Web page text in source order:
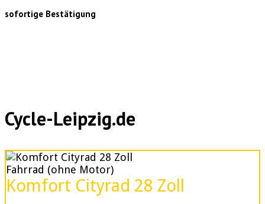
sofortige Bestätigung
Cycle-Leipzig.de
Fahrrad (ohne Motor)
Komfort Cityrad 28 Zoll